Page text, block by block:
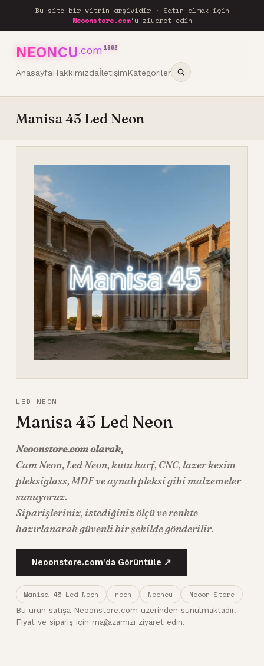
Bu site bir vitrin arşividir · Satın almak için
Neoonstore.com'u ziyaret edin
NEONCU.com 1962
AnasayfaHakkımızdaİletişimKategoriler
Manisa 45 Led Neon
LED NEON
Manisa 45 Led Neon
Neoonstore.com olarak,
Cam Neon,Led Neon, kutu harf, CNC, lazer kesim
pleksiglass, MDF ve aynalı pleksi gibi malzemeler
sunuyoruz.
Siparişleriniz, istediğiniz ölçü ve renkte
hazırlanarak güvenli bir şekilde gönderilir.
Neoonstore.com'da Görüntüle ↗
Manisa 45 Led Neon neon Neoncu Neoon Store
Bu ürün satışa Neoonstore.com üzerinden sunulmaktadır.
Fiyat ve sipariş için mağazamızı ziyaret edin.